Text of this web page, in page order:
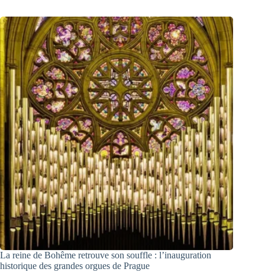
La reine de Bohême retrouve son souffle : l’inauguration
historique des grandes orgues de Prague